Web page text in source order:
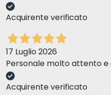
Acquirente verificato
17 Luglio 2026
Personale molto attento e
Acquirente verificato